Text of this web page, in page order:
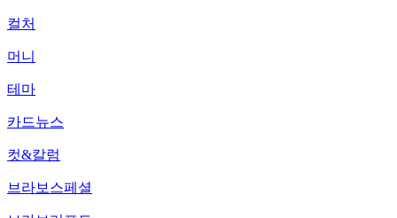
컬처
머니
테마
카드뉴스
컷&칼럼
브라보스페셜